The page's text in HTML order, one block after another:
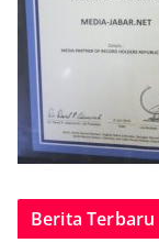
Berita Terbaru